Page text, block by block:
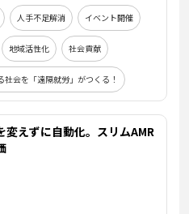
人手不足解消 イベント開催
地域活性化 社会貢献
社会を「遠隔就労」がつくる！
変えずに自動化。スリムAMR